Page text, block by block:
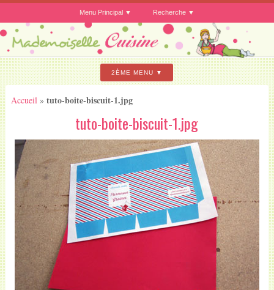
Menu Principal Recherche
2ÈME MENU
Accueil » tuto-boite-biscuit-1.jpg
tuto-boite-biscuit-1.jpg